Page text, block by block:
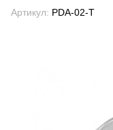
Артикул: PDA-02-T